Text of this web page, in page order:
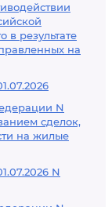
результате
на
N
сделок,
на жилые
N